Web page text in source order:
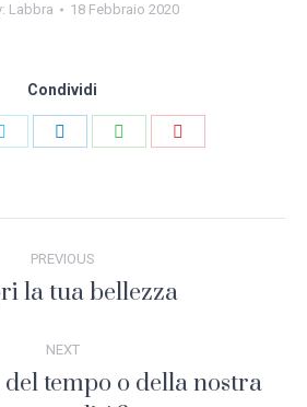
Labbra 18 Febbraio 2020
Condividi
PREVIOUS
Previous
la tua bellezza
NEXT
Next
del tempo o della nostra